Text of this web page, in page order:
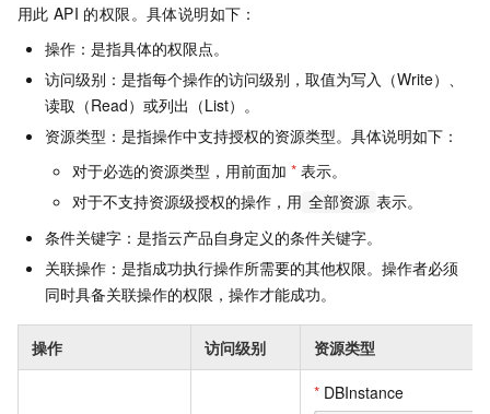
用此 API 的权限。具体说明如下：
操作：是指具体的权限点。
访问级别：是指每个操作的访问级别，取值为写入（Write）、
读取（Read）或列出（List）。
资源类型：是指操作中支持授权的资源类型。具体说明如下：
对于必选的资源类型，用前面加 * 表示。
对于不支持资源级授权的操作，用 全部资源 表示。
条件关键字：是指云产品自身定义的条件关键字。
关联操作：是指成功执行操作所需要的其他权限。操作者必须
同时具备关联操作的权限，操作才能成功。
操作 访问级别 资源类型
* DBInstance